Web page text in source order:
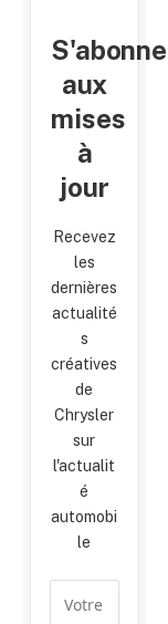
€/minaux
mises
à
jour
Recevez
les
dernières
actualité
s
créatives
de
Chrysler
sur
l'actualit
é
automobi
le